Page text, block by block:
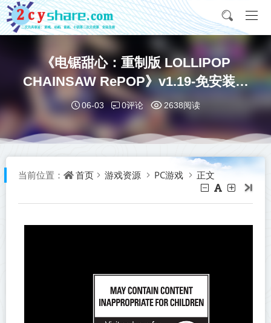
《电锯甜心：重制版 LOLLIPOP
CHAINSAW RePOP》v1.19-免安装中
文版【PC/手机双端】丨中文版网盘下
载
06-03 0评论 2638阅读
当前位置： 首页 游戏资源 PC游戏 正文